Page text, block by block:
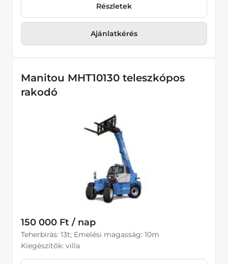
Részletek
Ajánlatkérés
Manitou MHT10130 teleszkópos
rakodó
150 000 Ft / nap
Teherbírás: 13t; Emelési magasság: 10m
Kiegészítők: villa